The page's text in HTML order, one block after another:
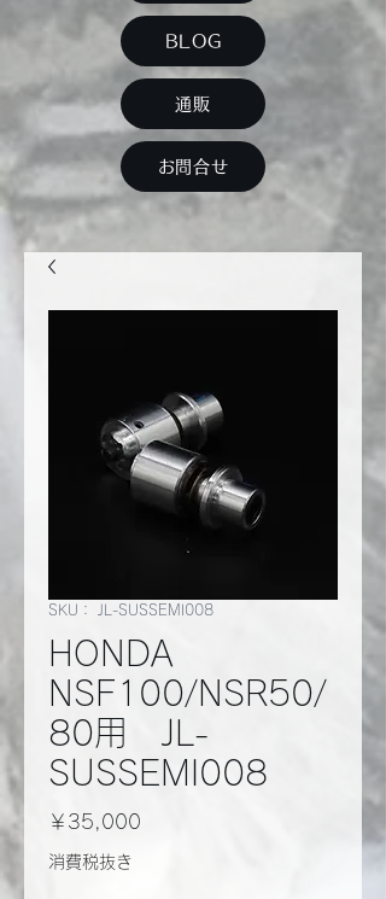
BLOG
通販
お問合せ
SKU： JL-SUSSEMI008
HONDA
NSF100/NSR50/
80用 JL-
SUSSEMI008
￥35,000
消費税抜き